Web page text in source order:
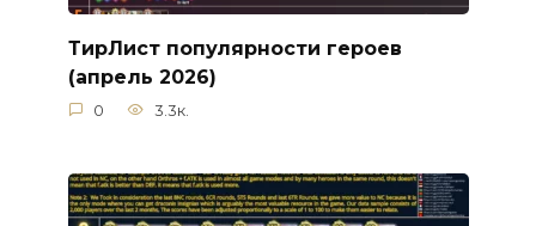
ТирЛист популярности героев
(апрель 2026)
0 3.3к.